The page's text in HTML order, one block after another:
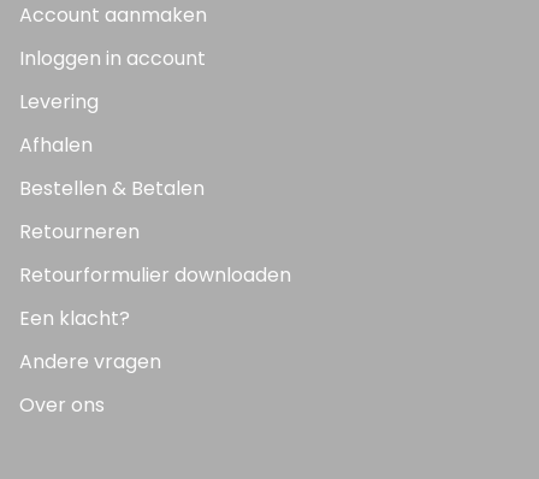
Account aanmaken
Inloggen in account
Levering
Afhalen
Bestellen & Betalen
Retourneren
Retourformulier downloaden
Een klacht?
Andere vragen
Over ons